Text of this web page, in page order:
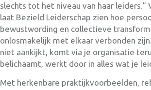
slechts tot het niveau van haar leiders.”
laat Bezield Leiderschap zien hoe
bewustwording en collectieve
onlosmakelijk met elkaar verbonden
niet aankijkt, komt via je organisatie
belichaamt, werkt door in alles wat je
Met herkenbare praktijkvoorbeelden,